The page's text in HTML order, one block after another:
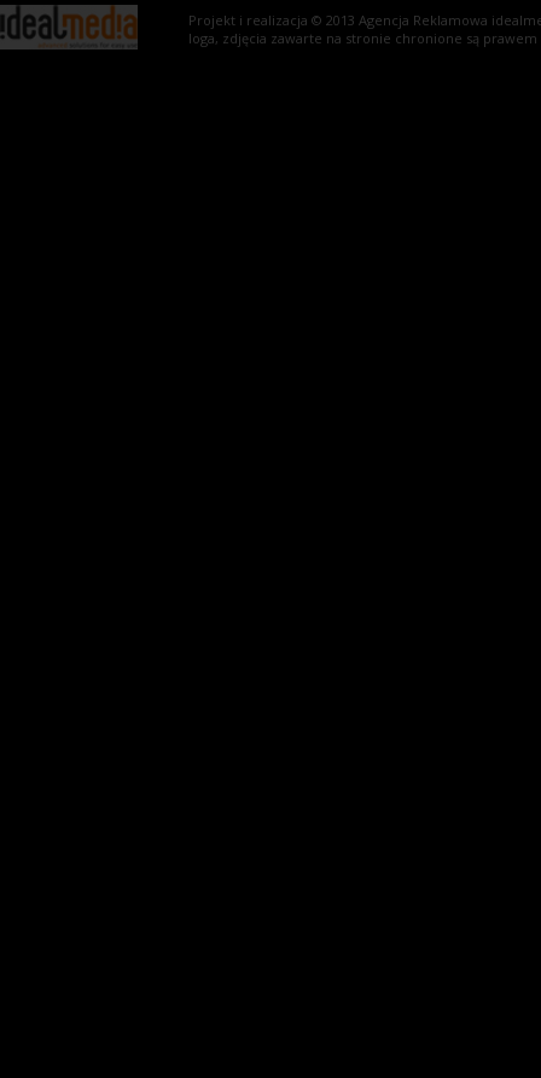
Projekt i realizacja © 2013 Agencja Reklamowa
loga, zdjęcia zawarte na stronie chronione są